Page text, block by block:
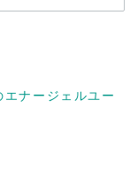
ナージェルユー